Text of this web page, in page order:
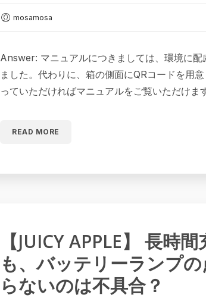
mosamosa
Answer: マニュアルにつきましては、環境に配
ました。代わりに、箱の側面にQRコードを用
っていただければマニュアルをご覧いただけます
READ MORE
【JUICY APPLE】 長時
も、バッテリーランプの
らないのは不具合？